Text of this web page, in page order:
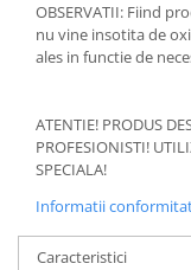
OBSERVATII: Fiind
nu vine insotita de
ales in functie de
ATENTIE! PRODUS
PROFESIONISTI!
SPECIALA!
Informatii
Caracteristici